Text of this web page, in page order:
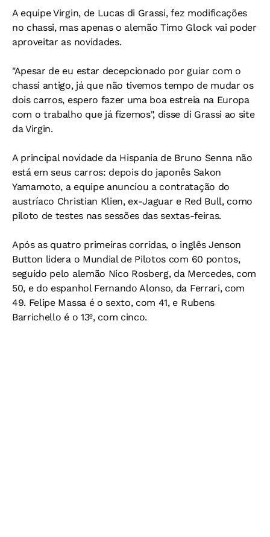
A equipe Virgin, de Lucas di Grassi, fez modificações
no chassi, mas apenas o alemão Timo Glock vai poder
aproveitar as novidades.
"Apesar de eu estar decepcionado por guiar com o
chassi antigo, já que não tivemos tempo de mudar os
dois carros, espero fazer uma boa estreia na Europa
com o trabalho que já fizemos", disse di Grassi ao site
da Virgin.
A principal novidade da Hispania de Bruno Senna não
está em seus carros: depois do japonês Sakon
Yamamoto, a equipe anunciou a contratação do
austríaco Christian Klien, ex-Jaguar e Red Bull, como
piloto de testes nas sessões das sextas-feiras.
Após as quatro primeiras corridas, o inglês Jenson
Button lidera o Mundial de Pilotos com 60 pontos,
seguido pelo alemão Nico Rosberg, da Mercedes, com
50, e do espanhol Fernando Alonso, da Ferrari, com
49. Felipe Massa é o sexto, com 41, e Rubens
Barrichello é o 13º, com cinco.